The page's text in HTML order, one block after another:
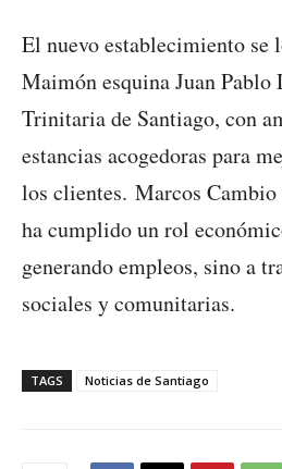
El nuevo establecimiento se
Maimón esquina Juan Pablo
Trinitaria de Santiago, con
estancias acogedoras para
los clientes. Marcos Cambio
ha cumplido un rol
generando empleos, sino a
sociales y comunitarias.
TAGS Noticias de Santiago